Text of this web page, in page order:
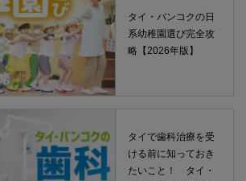
タイ・バンコクの日
系幼稚園選び完全攻
略【2026年版】
タイで歯科治療を受
ける前に知っておき
たいこと！ タイ・